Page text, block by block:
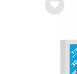
Wu